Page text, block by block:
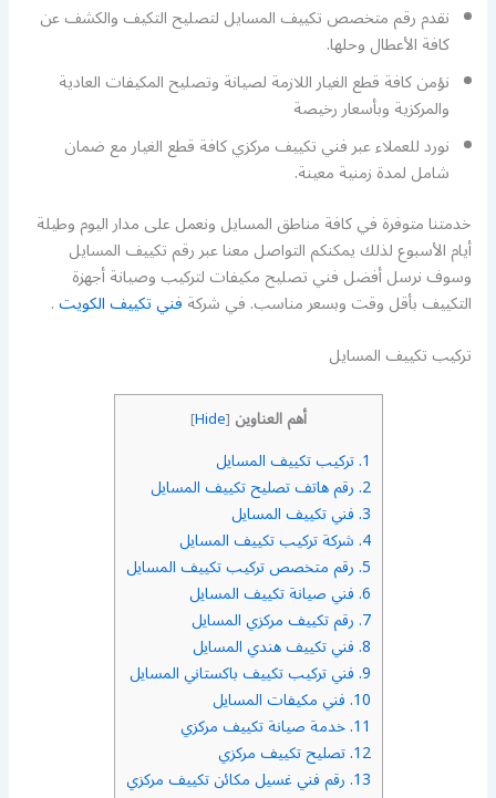
نقدم رقم متخصص تكييف المسايل لتصليح التكيف والكشف عن
كافة الأعطال وحلها.
نؤمن كافة قطع الغيار اللازمة لصيانة وتصليح المكيفات العادية
والمركزية وبأسعار رخيصة
نورد للعملاء عبر فني تكييف مركزي كافة قطع الغيار مع ضمان
شامل لمدة زمنية معينة.
خدمتنا متوفرة في كافة مناطق المسايل ونعمل على مدار اليوم وطيلة
أيام الأسبوع لذلك يمكنكم التواصل معنا عبر رقم تكييف المسايل
وسوف نرسل أفضل فني تصليح مكيفات لتركيب وصيانة أجهزة
التكييف بأقل وقت وبسعر مناسب. في شركةفني تكييف الكويت.
تركيب تكييف المسايل
أهم العناوين [
Hide
]
1. تركيب تكييف المسايل
2. رقم هاتف تصليح تكييف المسايل
3. فني تكييف المسايل
4. شركة تركيب تكييف المسايل
5. رقم متخصص تركيب تكييف المسايل
6. فني صيانة تكييف المسايل
7. رقم تكييف مركزي المسايل
8. فني تكييف هندي المسايل
9. فني تركيب تكييف باكستاني المسايل
10. فني مكيفات المسايل
11. خدمة صيانة تكييف مركزي
12. تصليح تكييف مركزي
13. رقم فني غسيل مكائن تكييف مركزي